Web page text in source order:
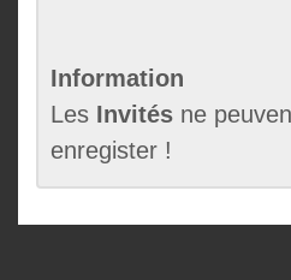
Information
Les Invités ne
enregister !